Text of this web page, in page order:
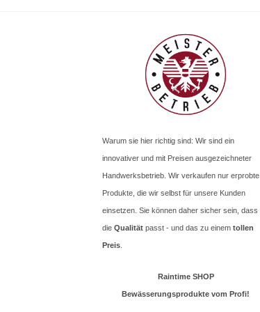
Warum sie hier richtig sind: Wir sind ein
innovativer und mit Preisen ausgezeichneter
Handwerksbetrieb. Wir verkaufen nur erprobte
Produkte, die wir selbst für unsere Kunden
einsetzen. Sie können daher sicher sein, dass
die Qualität passt - und das zu einem tollen
Preis
Raintime SHOP
Bewässerungsprodukte vom Profi!